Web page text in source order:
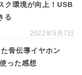
ク環境が向上！USB
る
2022年5月7日
骨伝導イヤホン
った感想